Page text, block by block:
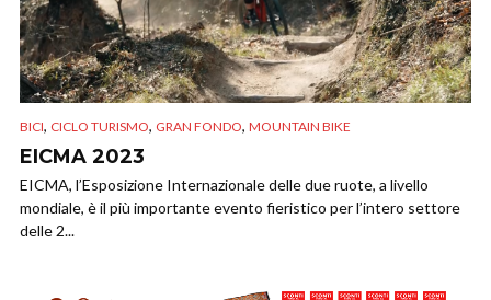
BICI, CICLO TURISMO, GRAN FONDO, MOUNTAIN BIKE
EICMA 2023
EICMA, l’Esposizione Internazionale delle due ruote, a livello
mondiale, è il più importante evento fieristico per l’intero settore
delle 2...